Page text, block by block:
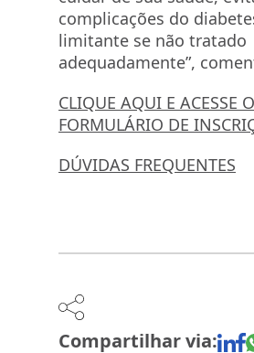
complicações do
limitante se não tratado
adequadamente”,
CLIQUE AQUI E ACESSE O
FORMULÁRIO DE
DÚVIDAS FREQUENTES
Compartilhar via: